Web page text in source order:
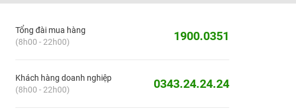
Tổng đài mua hàng
(8h00 - 22h00)
1900.0351
Khách hàng doanh nghiệp
(8h00 - 22h00)
0343.24.24.24